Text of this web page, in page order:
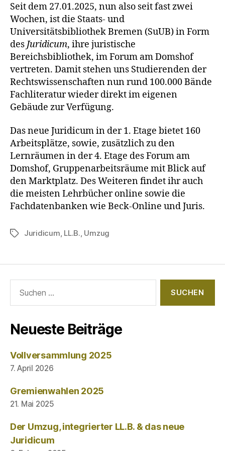
Seit dem 27.01.2025, nun also seit fast zwei
Wochen, ist die Staats- und
Universitätsbibliothek Bremen (SuUB) in Form
des Juridicum, ihre juristische
Bereichsbibliothek, im Forum am Domshof
vertreten. Damit stehen uns Studierenden der
Rechtswissenschaften nun rund 100.000 Bände
Fachliteratur wieder direkt im eigenen
Gebäude zur Verfügung.
Das neue Juridicum in der 1. Etage bietet 160
Arbeitsplätze, sowie, zusätzlich zu den
Lernräumen in der 4. Etage des Forum am
Domshof, Gruppenarbeitsräume mit Blick auf
den Marktplatz. Des Weiteren findet ihr auch
die meisten Lehrbücher online sowie die
Fachdatenbanken wie Beck-Online und Juris.
Schlagwörter
Juridicum, LL.B., Umzug
nach:
Neueste Beiträge
Vollversammlung 2025
7. April 2026
Gremienwahlen 2025
21. Mai 2025
Der Umzug, integrierter LL.B. & das neue
Juridicum